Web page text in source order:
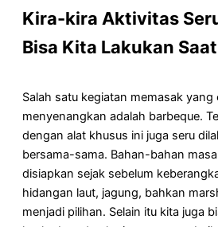
Kira-kira Aktivitas
Bisa Kita Lakukan
Salah satu kegiatan memasak yang
menyenangkan adalah barbeque.
dengan alat khusus ini juga seru
bersama-sama. Bahan-bahan
disiapkan sejak sebelum
hidangan laut, jagung, bahkan
menjadi pilihan. Selain itu kita juga